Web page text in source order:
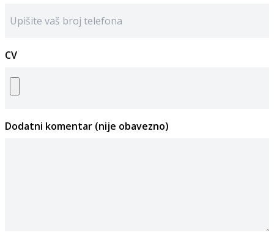
CV
Dodatni komentar (nije obavezno)